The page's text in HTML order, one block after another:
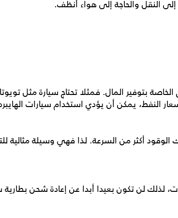
إلى النقل والحاجة إلى هواء أنظف.
الخاصة بتوفير المال. فمثلا تحتاج سيارة مثل
النفط، يمكن أن يؤدي استخدام سيارات
الوقود أكثر من السرعة. لذا فهي وسيلة مثالية